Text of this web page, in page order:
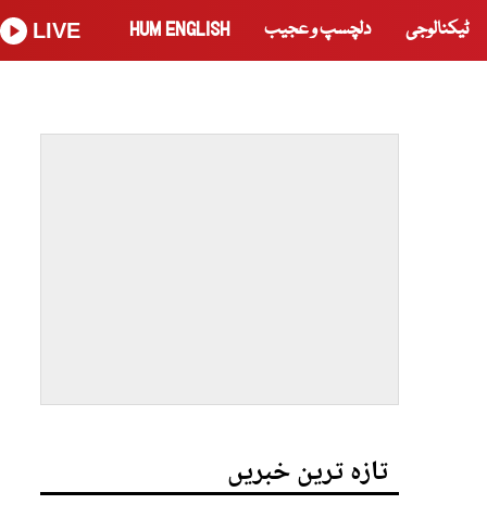
ٹیکنالوجی دلچسپ و عجیب HUM ENGLISH
LIVE
تازہ ترین خبریں